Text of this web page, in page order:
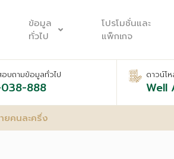
ข้อมูล
ทั่วไป
โปรโมชั่นและ
แพ็กเกจ
บถามข้อมูลทั่วไป
888
ดาวน์โ
Well
ยคนละครึ่ง